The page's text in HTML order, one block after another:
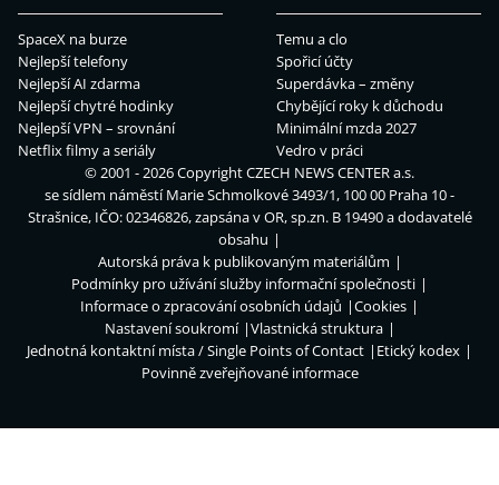
SpaceX na burze
Nejlepší telefony
Nejlepší AI zdarma
Nejlepší chytré hodinky
Nejlepší VPN – srovnání
Netflix filmy a seriály
Temu a clo
Spořicí účty
Superdávka – změny
Chybějící roky k důchodu
Minimální mzda 2027
Vedro v práci
© 2001 - 2026 CopyrightCZECH NEWS CENTER a.s.
se sídlem náměstí Marie Schmolkové 3493/1, 100 00 Praha 10 -
Strašnice, IČO: 02346826, zapsána v OR, sp.zn. B 19490 a dodavatelé
obsahu
Autorská práva k publikovaným materiálům
Podmínky pro užívání služby informační společnosti
Informace o zpracování osobních údajů
Cookies
Nastavení soukromí
Vlastnická struktura
Jednotná kontaktní místa / Single Points of Contact
Etický kodex
Povinně zveřejňované informace